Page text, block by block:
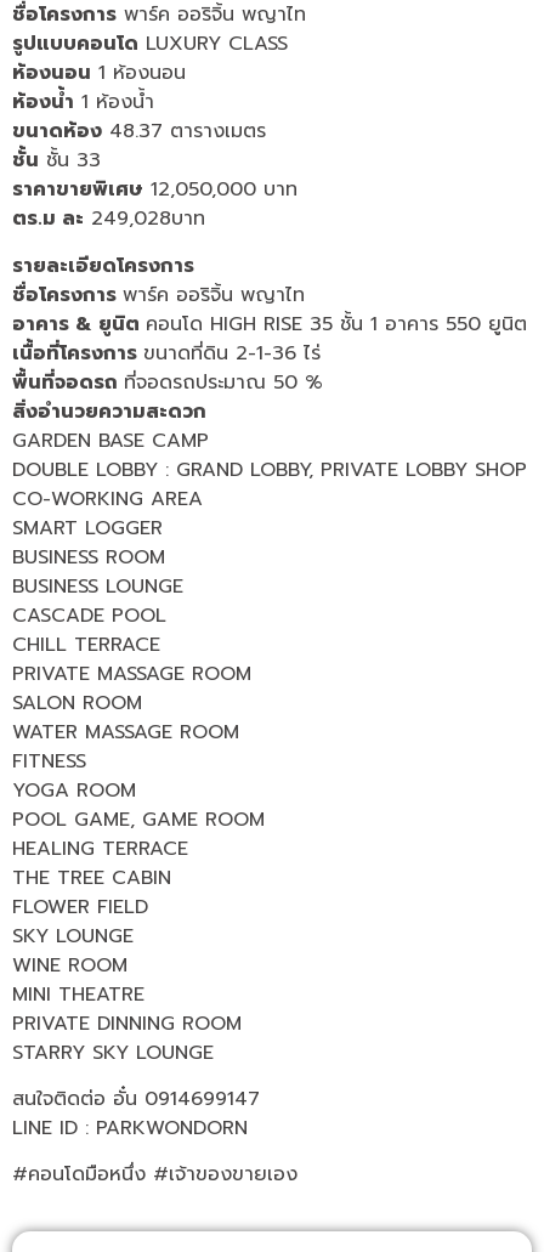
ชื่อโครงการ พาร์ค ออริจิ้น พญาไท
รูปแบบคอนโด LUXURY CLASS
ห้องนอน 1 ห้องนอน
ห้องน้ำ 1 ห้องน้ำ
ขนาดห้อง 48.37 ตารางเมตร
ชั้น ชั้น 33
ราคาขายพิเศษ 12,050,000 บาท
ตร.ม ละ 249,028บาท
รายละเอียดโครงการ
ชื่อโครงการ พาร์ค ออริจิ้น พญาไท
อาคาร & ยูนิต คอนโด HIGH RISE 35 ชั้น 1 อาคาร 550 ยูนิต
เนื้อที่โครงการ ขนาดที่ดิน 2-1-36 ไร่
พื้นที่จอดรถ ที่จอดรถประมาณ 50 %
สิ่งอำนวยความสะดวก
GARDEN BASE CAMP
DOUBLE LOBBY : GRAND LOBBY, PRIVATE LOBBY SHOP
CO-WORKING AREA
SMART LOGGER
BUSINESS ROOM
BUSINESS LOUNGE
CASCADE POOL
CHILL TERRACE
PRIVATE MASSAGE ROOM
SALON ROOM
WATER MASSAGE ROOM
FITNESS
YOGA ROOM
POOL GAME, GAME ROOM
HEALING TERRACE
THE TREE CABIN
FLOWER FIELD
SKY LOUNGE
WINE ROOM
MINI THEATRE
PRIVATE DINNING ROOM
STARRY SKY LOUNGE
สนใจติดต่อ อั๋น 0914699147
LINE ID : PARKWONDORN
#คอนโดมือหนึ่ง #เจ้าของขายเอง